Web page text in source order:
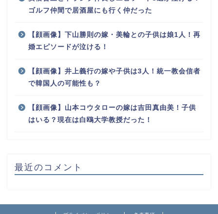
ゴルフ仲間で居酒屋にも行く仲だった
【顔画像】下山勝則の嫁・美輪との子供は娘1人！再
婚エピソードが泣ける！
【顔画像】井上義行の嫁や子供は3人！統一教会信者
で韓国人の可能性も？
【顔画像】山本コウタローの嫁は吉田真由美！子供
はいる？現在は白鴎大学教授だった！
最近のコメント